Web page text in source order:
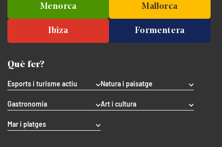
Menorca Mallorca
Ibiza Formentera
Què fer?
Esports i turisme actiu Natura i paisatge
Gastronomia Art i cultura
Mar i platges